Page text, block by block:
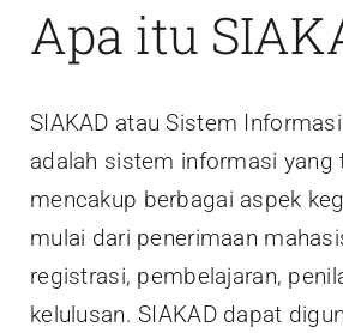
Apa itu
SIAKAD atau Sistem
adalah sistem informasi yang
mencakup berbagai aspek
mulai dari penerimaan
registrasi, pembelajaran,
kelulusan. SIAKAD dapat